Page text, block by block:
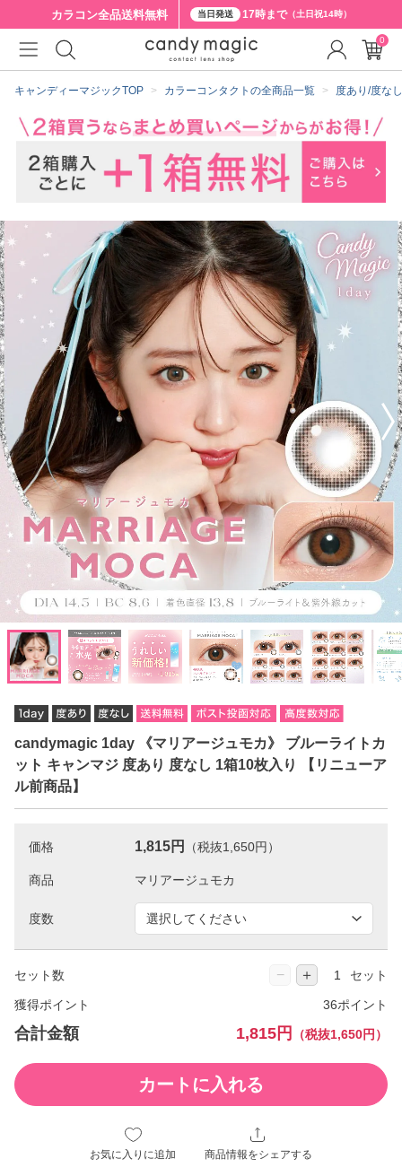
カラコン全品送料無料 当日発送 17時まで（土日祝14時）
キャンディーマジックTOP カラーコンタクトの全商品一覧 度あり/度な
candymagic 1day 《マリアージュモカ》 ブルーライトカ
ット キャンマジ 度あり 度なし 1箱10枚入り 【リニューア
ル前商品】
価格 1,815円 （税抜1,650円）
商品
度数
セット数 − ＋ セット
獲得ポイント 36ポイント
合計金額 1,815円 （税抜1,650円）
カートに入れる
お気に入りに追加 商品情報をシェアする
0
クーポン詳細